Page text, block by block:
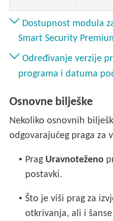
Dostupnost modula
Smart Security
Određivanje verzije
programa i datuma
Osnovne bilješke
Nekoliko osnovnih
odgovarajućeg praga za
• Prag Uravnoteženo
postavki.
• Što je viši prag za
otkrivanja, ali i